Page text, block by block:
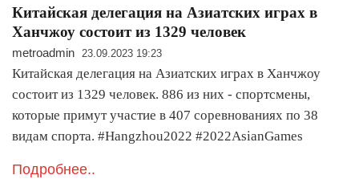
Китайская делегация на Азиатских играх в
Ханчжоу состоит из 1329 человек
metroadmin 23.09.2023 19:23
Китайская делегация на Азиатских играх в Ханчжоу
состоит из 1329 человек. 886 из них - спортсмены,
которые примут участие в 407 соревнованиях по 38
видам спорта. #Hangzhou2022 #2022AsianGames
Подробнее..